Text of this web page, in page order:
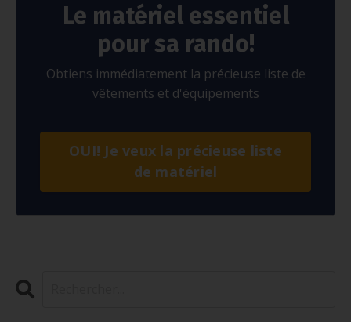
Le matériel essentiel
pour sa rando!
Obtiens immédiatement la précieuse liste de
vêtements et d'équipements
OUI! Je veux la précieuse liste
de matériel